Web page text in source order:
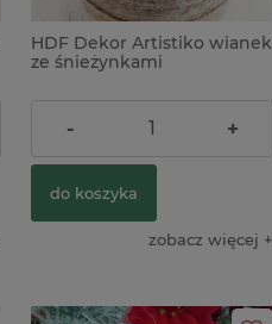
HDF Dekor Artistiko wianek
ze śnieżynkami
4,50 zł
- +
do koszyka
zobacz więcej